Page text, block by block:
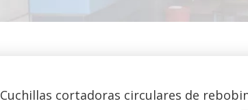
Cuchillas cortadoras circulares de